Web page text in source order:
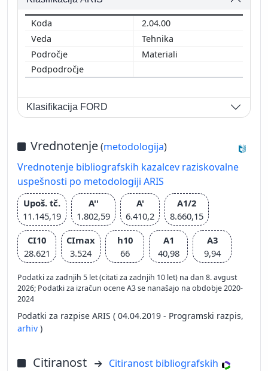
2.04.00
Tehnika
Materiali
Klasifikacija FORD
Vrednotenje(metodologija)
Vrednotenje bibliografskih kazalcev raziskovalne
uspešnosti po metodologiji ARIS
Upoš. tč.
11.145,19
A''
1.802,59
A'
6.410,2
A1/2
8.660,15
CI10
28.621
CImax
3.524
h10
66
A1
40,98
A3
9,94
Podatki za zadnjih 5 let (citati za zadnjih 10 let) na dan 8. avgust
2026; Podatki za izračun ocene A3 se nanašajo na obdobje 2020-
2024
Podatki za razpise ARIS ( 04.04.2019 - Programski razpis,
arhiv )
Citiranost
Citiranost bibliografskih